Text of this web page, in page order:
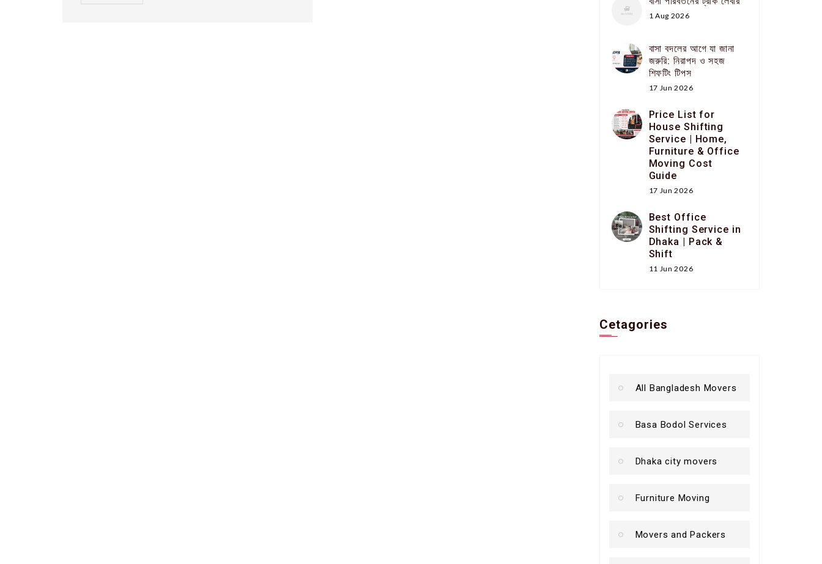
1 Aug 2026
বাসা বদলের আগে যা জানা
জরুরি: নিরাপদ ও সহজ
শিফটিং টিপস
17 Jun 2026
Price List for
House Shifting
Service | Home,
Furniture & Office
Moving Cost
Guide
17 Jun 2026
Best Office
Shifting Service in
Dhaka | Pack &
Shift
11 Jun 2026
Cetagories
All Bangladesh Movers
Basa Bodol Services
Dhaka city movers
Furniture Moving
Movers and Packers